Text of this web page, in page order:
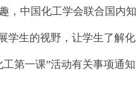
中国化工学会联合国内
学生的视野，让学生了解
第一课”活动有关事项通知